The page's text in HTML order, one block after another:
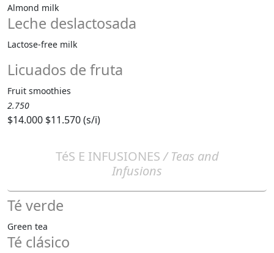
Almond milk
Leche deslactosada
Lactose-free milk
Licuados de fruta
Fruit smoothies
2.750
$14.000 $11.570 (s/i)
TéS E INFUSIONES/ Teas and
Infusions
Té verde
Green tea
Té clásico